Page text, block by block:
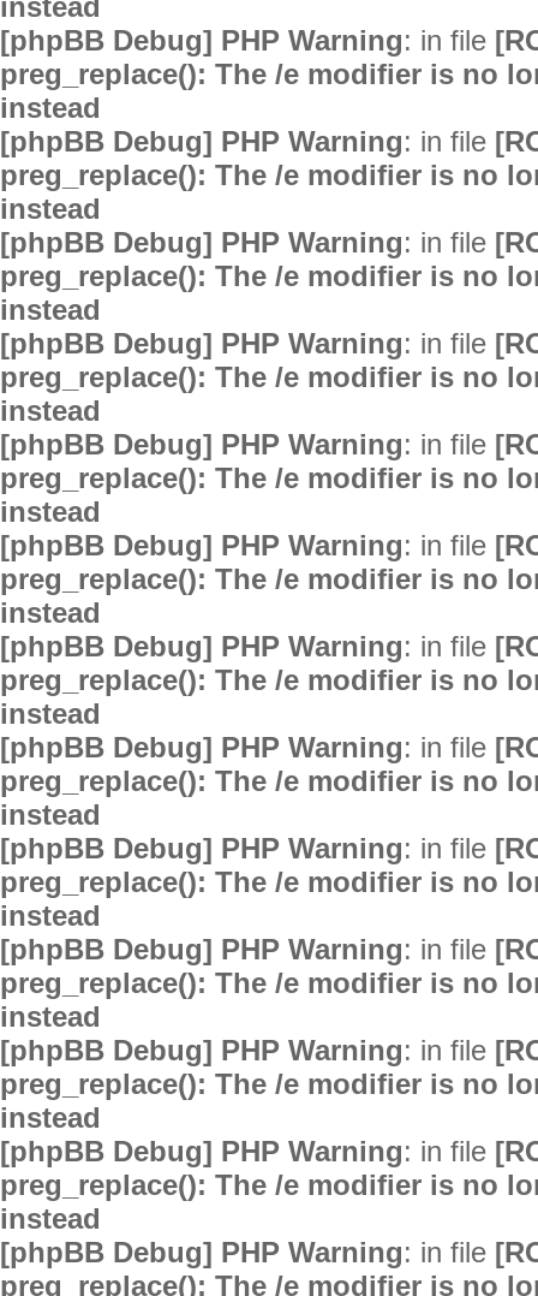
instead
[phpBB Debug] PHP Warning: in file
preg_replace(): The /e modifier is no
instead
[phpBB Debug] PHP Warning: in file
preg_replace(): The /e modifier is no
instead
[phpBB Debug] PHP Warning: in file
preg_replace(): The /e modifier is no
instead
[phpBB Debug] PHP Warning: in file
preg_replace(): The /e modifier is no
instead
[phpBB Debug] PHP Warning: in file
preg_replace(): The /e modifier is no
instead
[phpBB Debug] PHP Warning: in file
preg_replace(): The /e modifier is no
instead
[phpBB Debug] PHP Warning: in file
preg_replace(): The /e modifier is no
instead
[phpBB Debug] PHP Warning: in file
preg_replace(): The /e modifier is no
instead
[phpBB Debug] PHP Warning: in file
preg_replace(): The /e modifier is no
instead
[phpBB Debug] PHP Warning: in file
preg_replace(): The /e modifier is no
instead
[phpBB Debug] PHP Warning: in file
preg_replace(): The /e modifier is no
instead
[phpBB Debug] PHP Warning: in file
preg_replace(): The /e modifier is no
instead
[phpBB Debug] PHP Warning: in file
preg_replace(): The /e modifier is no